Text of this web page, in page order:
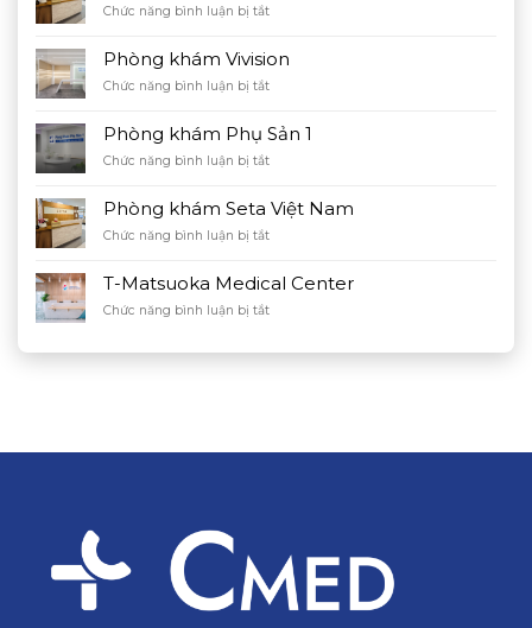
Chức năng bình luận bị tắtở
Seta
Việt
Phòng khám Vivision
Chức năng bình luận bị tắtở
khám
Vivision
Phòng khám Phụ Sản 1
Chức năng bình luận bị tắtở
Phụ
Sản
Phòng khám Seta Việt Nam
Chức năng bình luận bị tắtở
Seta
Việt
T-Matsuoka Medical Center
Chức năng bình luận bị tắtở